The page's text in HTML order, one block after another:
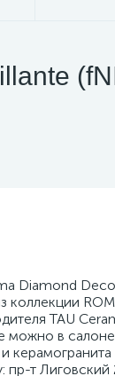
Diamond
коллекции
TAU
можно в салоне
керамогранита
пр-т